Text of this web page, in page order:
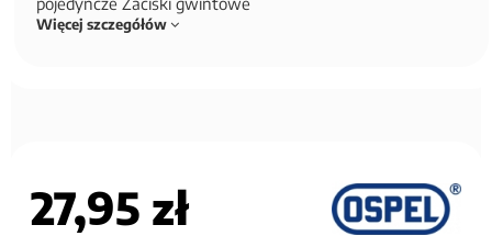
Więcej szczegółów
27,95 zł